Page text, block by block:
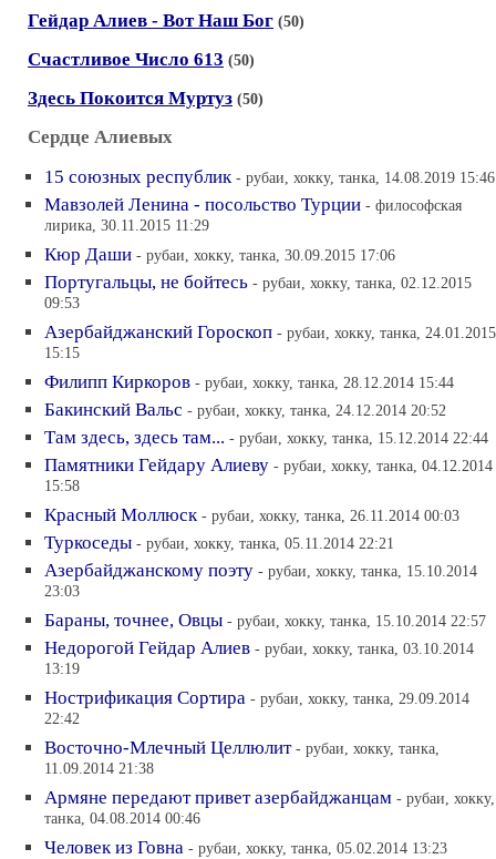
Гейдар Алиев - Вот Наш Бог (50)
Счастливое Число 613 (50)
Здесь Покоится Муртуз (50)
Сердце Алиевых
15 союзных республик - рубаи, хокку, танка, 14.08.2019 15:46
Мавзолей Ленина - посольство Турции - философская
лирика, 30.11.2015 11:29
Кюр Даши - рубаи, хокку, танка, 30.09.2015 17:06
Португальцы, не бойтесь - рубаи, хокку, танка, 02.12.2015
09:53
Азербайджанский Гороскоп - рубаи, хокку, танка, 24.01.2015
15:15
Филипп Киркоров - рубаи, хокку, танка, 28.12.2014 15:44
Бакинский Вальс - рубаи, хокку, танка, 24.12.2014 20:52
Там здесь, здесь там... - рубаи, хокку, танка, 15.12.2014 22:44
Памятники Гейдару Алиеву - рубаи, хокку, танка, 04.12.2014
15:58
Красный Моллюск - рубаи, хокку, танка, 26.11.2014 00:03
Туркоседы - рубаи, хокку, танка, 05.11.2014 22:21
Азербайджанскому поэту - рубаи, хокку, танка, 15.10.2014
23:03
Бараны, точнее, Овцы - рубаи, хокку, танка, 15.10.2014 22:57
Недорогой Гейдар Алиев - рубаи, хокку, танка, 03.10.2014
13:19
Нострификация Сортира - рубаи, хокку, танка, 29.09.2014
22:42
Восточно-Млечный Целлюлит - рубаи, хокку, танка,
11.09.2014 21:38
Армяне передают привет азербайджанцам - рубаи, хокку,
танка, 04.08.2014 00:46
Человек из Говна - рубаи, хокку, танка, 05.02.2014 13:23